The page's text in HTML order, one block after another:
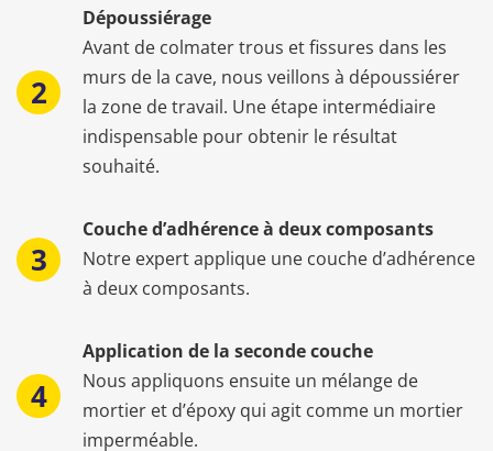
Dépoussiérage
Avant de colmater trous et fissures dans les
murs de la cave, nous veillons à dépoussiérer
la zone de travail. Une étape intermédiaire
indispensable pour obtenir le résultat
souhaité.
Couche d’adhérence à deux composants
Notre expert applique une couche d’adhérence
à deux composants.
Application de la seconde couche
Nous appliquons ensuite un mélange de
mortier et d’époxy qui agit comme un mortier
imperméable.